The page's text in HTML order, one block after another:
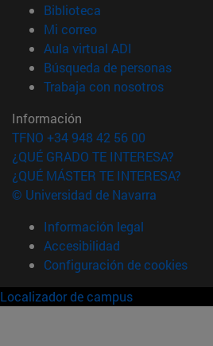
Biblioteca
Mi correo(abre en nueva
Aula virtual ADI
Búsqueda de personas(abre
Trabaja con nosotros(abre en
Información
TFNO +34 948 42 56 00
¿QUÉ GRADO TE INTERESA?
¿QUÉ MÁSTER TE INTERESA?
© Universidad de Navarra
Información legal
Accesibilidad
Configuración de cookies
Localizador de campus